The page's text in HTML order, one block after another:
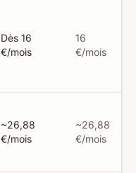
Dès 16
€/mois
16
€/mois
~26,88
€/mois
~26,88
€/mois